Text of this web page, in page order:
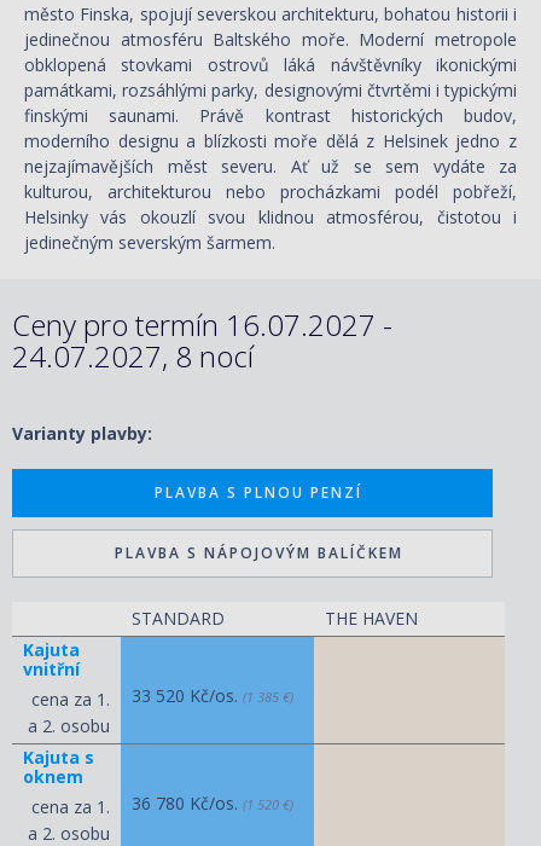
město Finska, spojují severskou architekturu, bohatou historii i
jedinečnou atmosféru Baltského moře. Moderní metropole
obklopená stovkami ostrovů láká návštěvníky ikonickými
památkami, rozsáhlými parky, designovými čtvrtěmi i typickými
finskými saunami. Právě kontrast historických budov,
moderního designu a blízkosti moře dělá z Helsinek jedno z
nejzajímavějších měst severu. Ať už se sem vydáte za
kulturou, architekturou nebo procházkami podél pobřeží,
Helsinky vás okouzlí svou klidnou atmosférou, čistotou i
jedinečným severským šarmem.
Ceny pro termín 16.07.2027 -
24.07.2027, 8 nocí
Varianty plavby:
PLAVBA S PLNOU PENZÍ
PLAVBA S NÁPOJOVÝM BALÍČKEM
STANDARD
THE HAVEN
Kajuta
vnitřní
cena za 1.
a 2. osobu
33 520 Kč/os. (1 385 €)
Kajuta s
oknem
cena za 1.
a 2. osobu
36 780 Kč/os. (1 520 €)